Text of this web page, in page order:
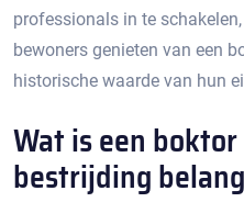
professionals in te
bewoners genieten van een
historische waarde van hun
Wat is een
bestrijding